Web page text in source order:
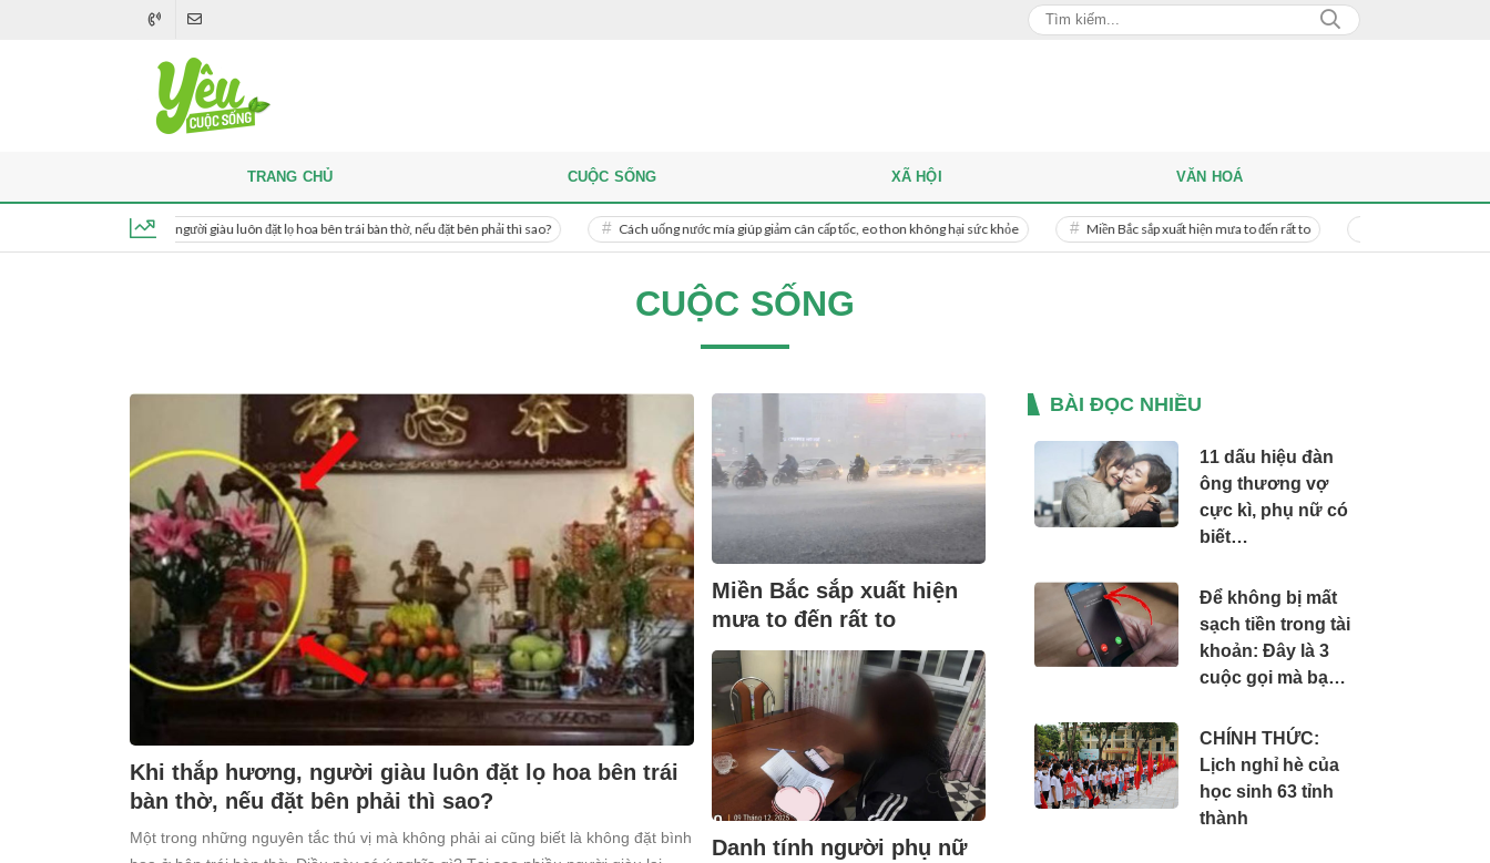
Khi thắp hương, người giàu luôn đặt lọ hoa bên trái bàn thờ, nếu đặt bên phải thì sao? Cách uống nước mía giúp giảm cân cấp tốc, eo thon không hại sức khỏe Miền Bắc sắp xuất hiện mưa to đến rất to Danh tính người phụ nữ bị
TRANG CHỦ CUỘC SỐNG XÃ HỘI VĂN HOÁ
CUỘC SỐNG
Khi thắp hương, người giàu luôn đặt lọ hoa bên trái
bàn thờ, nếu đặt bên phải thì sao?
Một trong những nguyên tắc thú vị mà không phải ai cũng biết là không đặt bình
Miền Bắc sắp xuất hiện
mưa to đến rất to
Danh tính người phụ nữ
BÀI ĐỌC NHIỀU
11 dấu hiệu đàn
ông thương vợ
cực kì, phụ nữ có
biết…
Để không bị mất
sạch tiền trong tài
khoản: Đây là 3
cuộc gọi mà bạn
lập tức
CHÍNH THỨC:
Lịch nghỉ hè của
học sinh 63 tỉnh
thành